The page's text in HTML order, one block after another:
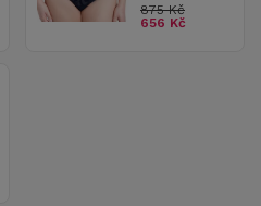
875 Kč
656 Kč